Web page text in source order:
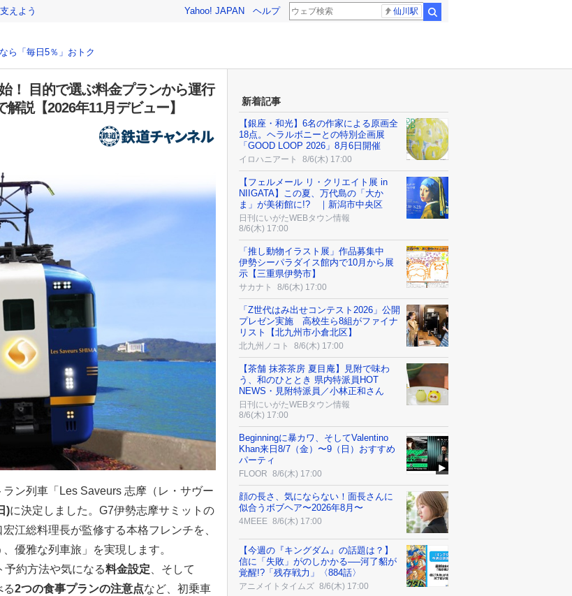
えよう Yahoo! JAPAN ヘルプ 仙川駅
ら「毎日5％」おトク
！ 目的で選ぶ料金プランから運行
説【2026年11月デビュー】
ン列車「Les Saveurs 志摩（レ・サヴー
)に決定しました。G7伊勢志摩サミットの
江総料理長が監修する本格フレンチを、
優雅な列車旅」を実現します。
予約方法や気になる料金設定 、そして
る2つの食事プランの注意点など、初乗車
新着記事
【銀座・和光】6名の作家による原画全
18点。ヘラルボニーとの特別企画展
「GOOD LOOP 2026」8月6日開催
イロハニアート 8/6(木) 17:00
【フェルメール リ・クリエイト展 in
NIIGATA】この夏、万代島の「大か
ま」が美術館に!? ｜新潟市中央区
日刊にいがたWEBタウン情報
8/6(木) 17:00
「推し動物イラスト展」作品募集中
伊勢シーパラダイス館内で10月から展
示【三重県伊勢市】
サカナト 8/6(木) 17:00
「Z世代はみ出せコンテスト2026」公開
プレゼン実施 高校生ら8組がファイナ
リスト【北九州市小倉北区】
北九州ノコト 8/6(木) 17:00
【茶舗 抹茶茶房 夏目庵】見附で味わ
う、和のひととき 県内特派員HOT
NEWS・見附特派員／小林正和さん
日刊にいがたWEBタウン情報
8/6(木) 17:00
Beginningに暴カワ、そしてValentino
Khan来日8/7（金）〜9（日）おすすめ
パーティ
FLOOR 8/6(木) 17:00
顔の長さ、気にならない！面長さんに
似合うボブヘア〜2026年8月〜
4MEEE 8/6(木) 17:00
【今週の『キングダム』の話題は？】
信に「失敗」がのしかかる──河了貂が
覚醒!?「残存戦力」〈884話〉
アニメイトタイムズ 8/6(木) 17:00